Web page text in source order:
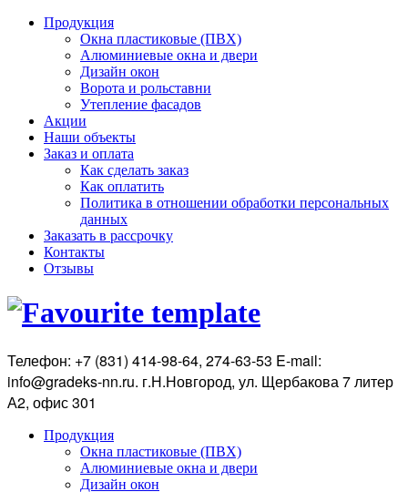
Продукция
Окна пластиковые (ПВХ)
Алюминиевые окна и двери
Дизайн окон
Ворота и рольставни
Утепление фасадов
Акции
Наши объекты
Заказ и оплата
Как сделать заказ
Как оплатить
Политика в отношении обработки персональных
данных
Заказать в рассрочку
Контакты
Отзывы
Телефон: +7 (831) 414-98-64, 274-63-53 E-mail:
info@gradeks-nn.ru. г.Н.Новгород, ул. Щербакова 7 литер
А2, офис 301
Продукция
Окна пластиковые (ПВХ)
Алюминиевые окна и двери
Дизайн окон